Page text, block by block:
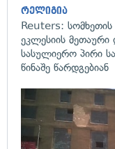
რელიგია
Reuters:
ეკლესიის მეთაური
სასულიერო პირი
წინაშე წარდგებიან